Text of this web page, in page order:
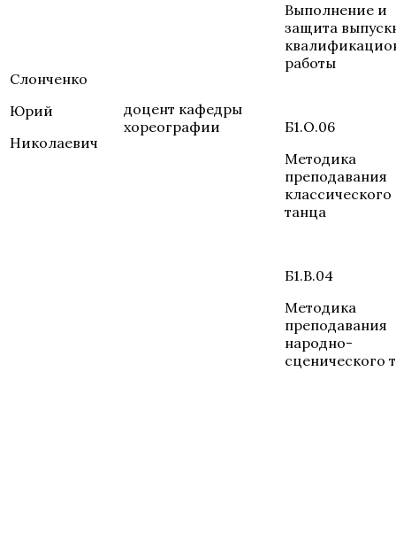
Слонченко
Юрий
Николаевич
доцент кафедры
хореографии
Выполнение и
защита
работы
Б1.О.06
Методика
преподавания
классического
танца
Б1.В.04
Методика
преподавания
народно-
сценического